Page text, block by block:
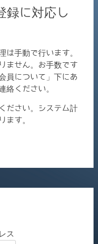
録に対応し
は手動で行います。
ません。お手数です
員について」下にあ
絡ください。
ださい。システム計
ます。
ス